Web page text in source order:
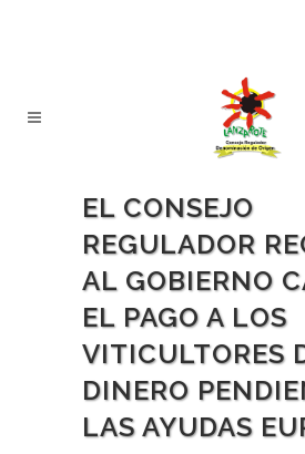
EL CONSEJO
REGULADOR
AL GOBIERNO
EL PAGO A LOS
VITICULTORES
DINERO
LAS AYUDAS